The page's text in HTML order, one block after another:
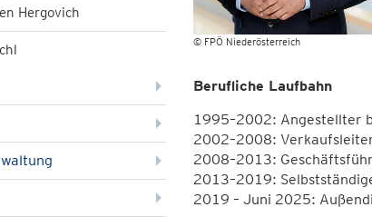
Hergovich
© FPÖ Niederösterreich
Berufliche Laufbahn
1995–2002: Angestellter
2002–2008:
2008–2013:
2013–2019:
2019 – Juni 2025: